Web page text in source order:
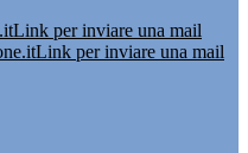
Link per inviare una mail
Link per inviare una mail